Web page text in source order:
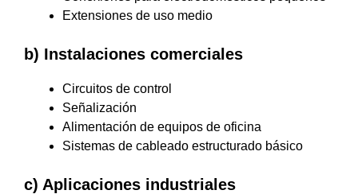
Extensiones de uso medio
b) Instalaciones comerciales
Circuitos de control
Señalización
Alimentación de equipos de oficina
Sistemas de cableado estructurado básico
c) Aplicaciones industriales